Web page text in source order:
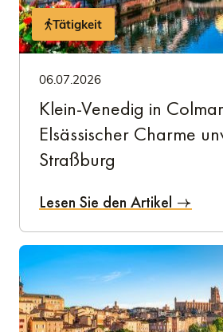
Tätigkeit
06.07.2026
Klein-Venedig in
Elsässischer Charme
Straßburg
Lesen Sie den Artikel